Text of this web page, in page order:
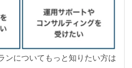
ンについてもっと知りたい方は